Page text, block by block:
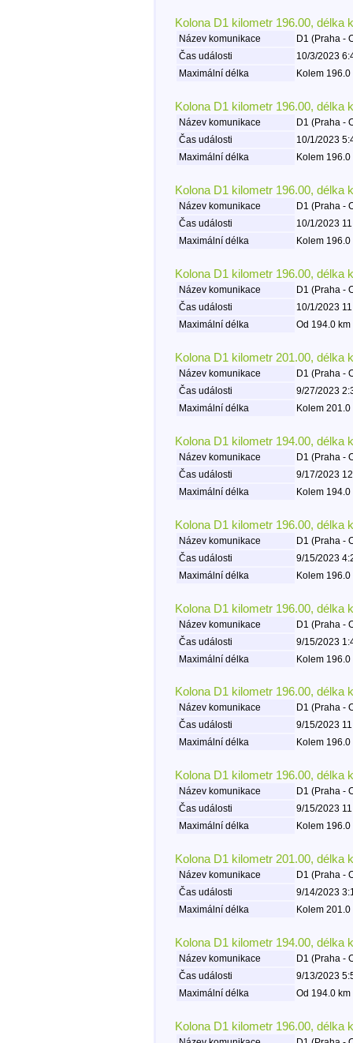
Kolona D1 kilometr 196.00, délka
Název komunikace
D1 (Praha -
Čas události
10/3/2023
Maximální délka
Kolem
Kolona D1 kilometr 196.00, délka
Název komunikace
D1 (Praha -
Čas události
10/1/2023
Maximální délka
Kolem
Kolona D1 kilometr 196.00, délka
Název komunikace
D1 (Praha -
Čas události
10/1/2023
Maximální délka
Kolem
Kolona D1 kilometr 196.00, délka
Název komunikace
D1 (Praha -
Čas události
10/1/2023
Maximální délka
Od 194.0
Kolona D1 kilometr 201.00, délka
Název komunikace
D1 (Praha -
Čas události
9/27/2023
Maximální délka
Kolem
Kolona D1 kilometr 194.00, délka
Název komunikace
D1 (Praha -
Čas události
9/17/2023
Maximální délka
Kolem
Kolona D1 kilometr 196.00, délka
Název komunikace
D1 (Praha -
Čas události
9/15/2023
Maximální délka
Kolem
Kolona D1 kilometr 196.00, délka
Název komunikace
D1 (Praha -
Čas události
9/15/2023
Maximální délka
Kolem
Kolona D1 kilometr 196.00, délka
Název komunikace
D1 (Praha -
Čas události
9/15/2023
Maximální délka
Kolem
Kolona D1 kilometr 196.00, délka
Název komunikace
D1 (Praha -
Čas události
9/15/2023
Maximální délka
Kolem
Kolona D1 kilometr 201.00, délka
Název komunikace
D1 (Praha -
Čas události
9/14/2023
Maximální délka
Kolem
Kolona D1 kilometr 194.00, délka
Název komunikace
D1 (Praha -
Čas události
9/13/2023
Maximální délka
Od 194.0
Kolona D1 kilometr 196.00, délka